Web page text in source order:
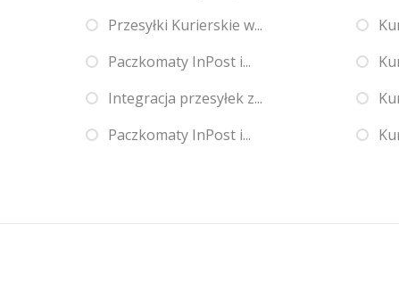
Przesyłki Kurierskie w...
Paczkomaty InPost i...
Integracja przesyłek z...
Paczkomaty InPost i...